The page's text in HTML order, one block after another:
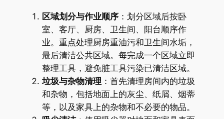
区域划分与作业顺序：划分区域后按卧
室、客厅、厨房、卫生间、阳台顺序作
业。重点处理厨房重油污和卫生间水垢，
最后清洁公共区域。每完成一个区域立即
整理工具，避免脏工具污染已清洁区域。
垃圾与杂物清理 ：首先清理房间内的垃圾
和杂物，包括地面上的灰尘、纸屑、烟蒂
等，以及家具上的杂物和不必要的物品。